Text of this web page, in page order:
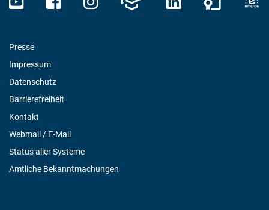
Presse
Impressum
Datenschutz
Barrierefreiheit
Kontakt
Webmail / E-Mail
Status aller Systeme
Amtliche Bekanntmachungen